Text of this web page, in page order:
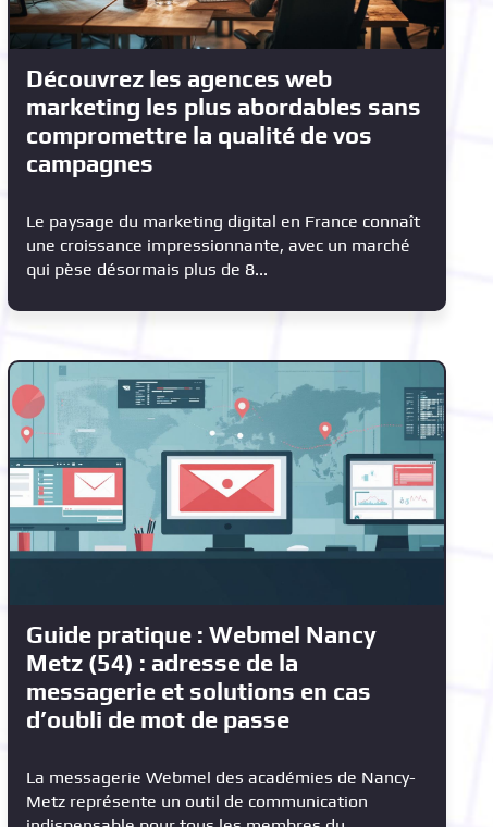
Découvrez les agences web
marketing les plus abordables sans
compromettre la qualité de vos
campagnes
Le paysage du marketing digital en France connaît
une croissance impressionnante, avec un marché
qui pèse désormais plus de 8...
Guide pratique : Webmel Nancy
Metz (54) : adresse de la
messagerie et solutions en cas
d’oubli de mot de passe
La messagerie Webmel des académies de Nancy-
Metz représente un outil de communication